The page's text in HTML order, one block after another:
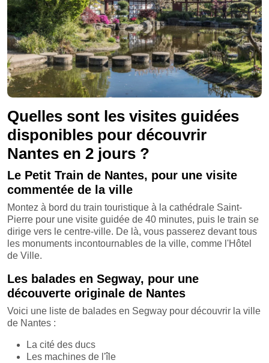
Quelles sont les visites guidées
disponibles pour découvrir
Nantes en 2 jours ?
Le Petit Train de Nantes, pour une visite
commentée de la ville
Montez à bord du train touristique à la cathédrale Saint-
Pierre pour une visite guidée de 40 minutes, puis le train se
dirige vers le centre-ville. De là, vous passerez devant tous
les monuments incontournables de la ville, comme l'Hôtel
de Ville.
Les balades en Segway, pour une
découverte originale de Nantes
Voici une liste de balades en Segway pour découvrir la ville
de Nantes :
La cité des ducs
Les machines de l'île